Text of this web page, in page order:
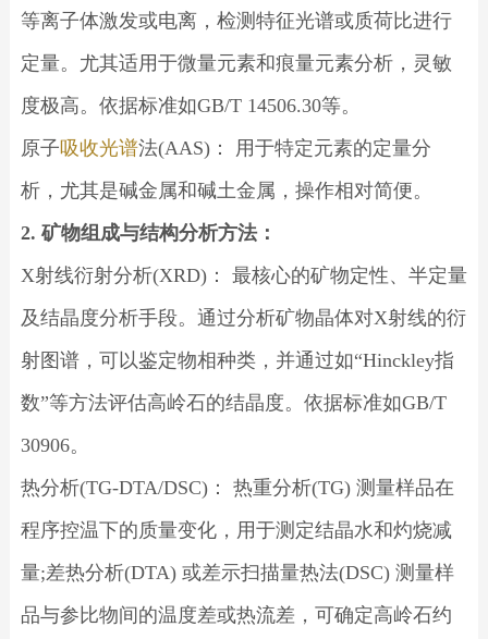
等离子体激发或电离，检测特征光谱或质荷比进行
定量。尤其适用于微量元素和痕量元素分析，灵敏
度极高。依据标准如GB/T 14506.30等。
原子吸收光谱法(AAS)： 用于特定元素的定量分
析，尤其是碱金属和碱土金属，操作相对简便。
2. 矿物组成与结构分析方法：
X射线衍射分析(XRD)： 最核心的矿物定性、半定量
及结晶度分析手段。通过分析矿物晶体对X射线的衍
射图谱，可以鉴定物相种类，并通过如“Hinckley指
数”等方法评估高岭石的结晶度。依据标准如GB/T
30906。
热分析(TG-DTA/DSC)： 热重分析(TG) 测量样品在
程序控温下的质量变化，用于测定结晶水和灼烧减
量;差热分析(DTA) 或差示扫描量热法(DSC) 测量样
品与参比物间的温度差或热流差，可确定高岭石约